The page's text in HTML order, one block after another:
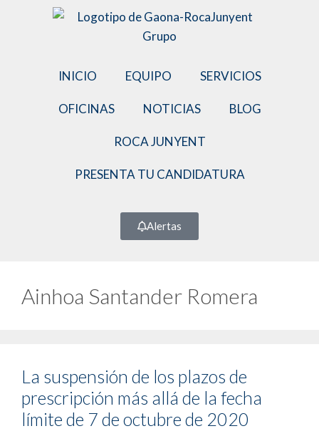
INICIO EQUIPO SERVICIOS
OFICINAS NOTICIAS BLOG
ROCA JUNYENT
PRESENTA TU CANDIDATURA
Alertas
Ainhoa Santander Romera
La suspensión de los plazos de
prescripción más allá de la fecha
límite de 7 de octubre de 2020